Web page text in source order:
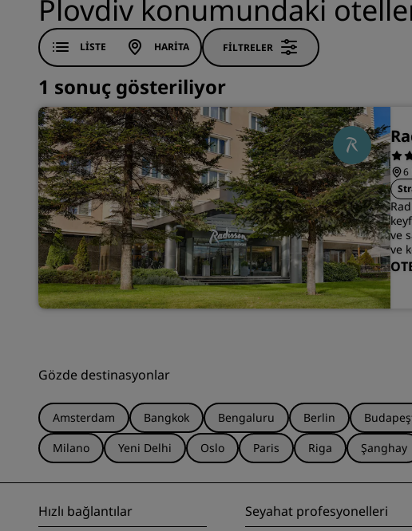
Plovdiv konumundaki
LISTE HARITA FILTRELER
1 sonuç gösteriliyor
6
ve
ve
Gözde destinasyonlar
Amsterdam Bangkok Bengaluru Berlin
Milano
Yeni Delhi Oslo Paris Riga Şanghay
Hızlı bağlantılar Seyahat profesyonelleri